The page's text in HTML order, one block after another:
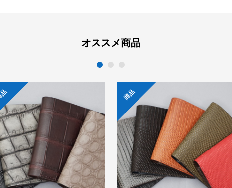
オススメ商品
商品
1 2 3